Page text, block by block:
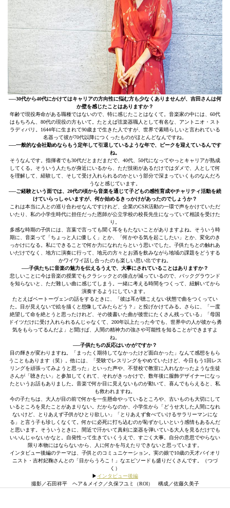
──30代から40代にかけてはキャリアの方向性に悩む方も少なくありませんが、吉田さんは何
か壁を感じたことはありますか？
年齢で現役寿命がある職種ではないので、特に感じたことはなくて。音楽家の中には、60代
はもちろん、80代の現役の方もいて。たとえば弦楽器職人として有名な、アントニオ・スト
ラディバリ。1644年に生まれて90歳まで生きた人ですが、世界で素晴らしいと言われている
名器って彼が70代以降につくったものがほとんどなんですね。
──一般的な会社勤めならもう定年して引退しているような年で、ピークを迎えているんです
ね。
そうなんです。指揮者でも30代だとまだまだで、40代、50代になってやっとキャリアが熟成
してくる。そういう人たちが身近にいるから、ただ技術があるだけではダメで、人として何
を理解して、経験して、そして受け入れられるのかという部分で深まっていくものなんだろ
うなと感じています。
──ご経験という面では、20代の頃から音楽を通じて子どもの感性育成やチャリティ活動を続
けていらっしゃいますが、何か始めるきっかけがあったのでしょうか？
これは本当に人との巡り合わせなんですけれど、企業のCSR活動の一環で声をかけていただ
いたり、私の小学生時代に担任だった恩師が公立学校の校長先生になっていて相談を受けた
り。
多感な時期の子供には、言葉で言っても聞く耳をもたないことがありますよね。そういう時
期に、音楽って「ちょっと人に優しく」とか、「何かやる気を起こしたい」とか、変化のき
っかけになる。私にできることで何か力になれたらという思いでした。子供たちとの触れあ
いだけでなく、地方に演奏に行って、地元の方々とお酒を飲みながら地域の課題をどうする
かワイワイ話し合ったのも楽しい思い出ですね。
──子供たちに音楽の魅力を伝えるうえで、大事にされていることはありますか？
悲しいことに今は音楽の授業でもクラシックとの接点が減っているので、バックグラウンド
を知らないと、ただ難しい曲に感じてしまう。一緒に考える時間をつくって、紐解いてから
演奏するようにしています。
たとえばベートーヴェンの話をするときに、「彼は耳が聴こえない状態で曲をつくってい
た。目が見えないで絵を描くと想像してみたらどう？」と投げかけてみる。さらに、「一度
絶望して命を絶とうと思ったけれど、その後書いた曲が後世にたくさん残っている」「母国
ドイツだけに受け入れられるんじゃなくて、200年以上たった今でも、世界中の人が彼から勇
気をもらってるんだよ」と聞けば、人間の精神力の強さや可能性を知ることができますよ
ね。
──子供たちの反応はいかがですか？
目の輝きが変わりますね。「まったく期待してなかったけど面白かった」なんて感想をもら
うこともあります（笑）。他には、「受験でレスリングをやめていたけど、今日もう1回レス
リングを頑張ってみようと思った」といった声や、不登校で教室に入れなかったような生徒
さんが「聴きたい」と参加してくれて、それがきっかけで、数年後に服飾デザイナーになっ
たというお話もありました。音楽で何か目に見えないものが動いて、喜んでもらえると、私
も救われますね。
今の子たちは、大人が目の前で何かを一生懸命やっているところや、古いものも大切にして
いるところを見たことがあまりない。だからなのか、小学生から「どうせ大した人間になれ
ないけど、とりあえず子供がひとり欲しい」「とりあえず食べていけるサラリーマンにな
る」と言う子も珍しくなくて。何かに必死に打ち込むのが恥ずかしいという感情もあるんだ
と思います。そういうときに、間近で汗かいて真剣に楽器を弾いている大人を見るだけでも
いいんじゃないかなと。自発性って生きていくうえで、すごく大事。自分の意思でやらない
限り本物にはならないから、人に何かを与えたりできないと思っています。
インタビュー後編のテーマは、子供とのコミュニケーション。実の娘で10歳の天才バイオリ
ニスト・吉村妃鞠さんとの「目からうろこ！」なエピソードも盛りだくさんです。（つづ
く）
▶︎ インタビュー後編
撮影／石田祥平 ヘア＆メイク／久保フユミ（ROI） 構成／佐藤久美子